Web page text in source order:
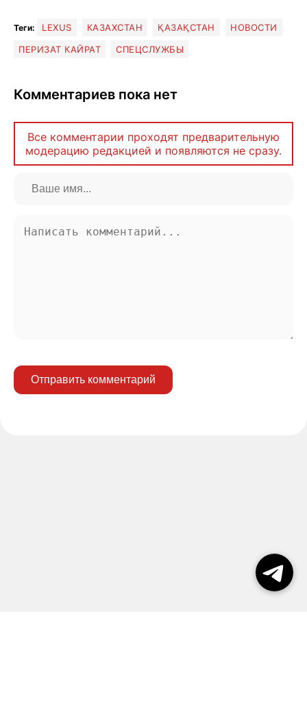
Теги: LEXUS КАЗАХСТАН ҚАЗАҚСТАН
НОВОСТИ
ПЕРИЗАТ КАЙРАТ
СПЕЦСЛУЖБЫ
Комментариев пока нет
Все комментарии проходят предварительную
модерацию редакцией и появляются не сразу.
Отправить комментарий